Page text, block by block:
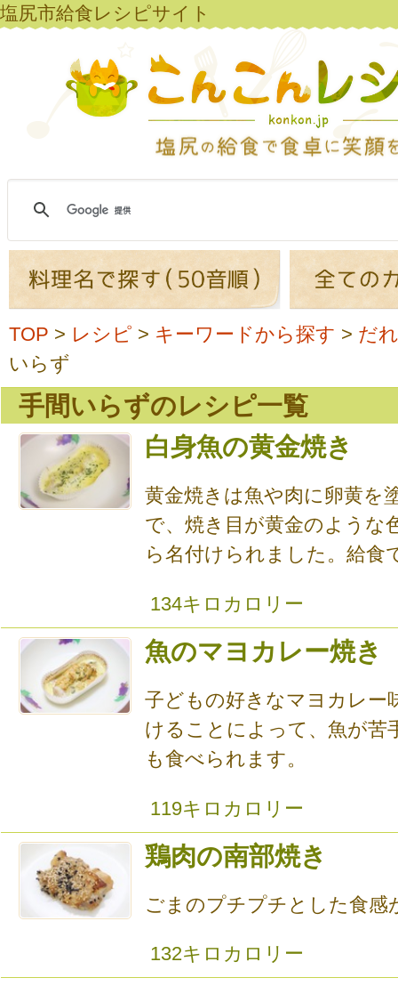
塩尻市給食レシピサイト
TOP > レシピ > キーワードから探す > だ
いらず
手間いらずのレシピ一覧
白身魚の黄金焼き
黄金焼きは魚や肉に卵黄を
で、焼き目が黄金のような
ら名付けられました。給食
134キロカロリー
魚のマヨカレー焼き
子どもの好きなマヨカレー
けることによって、魚が苦
も食べられます。
119キロカロリー
鶏肉の南部焼き
ごまのプチプチとした食感
132キロカロリー